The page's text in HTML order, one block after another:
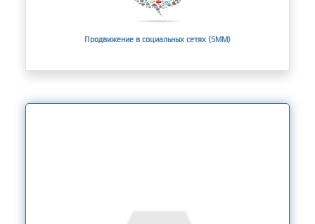
Продвижение в социальных сетях (SMM)